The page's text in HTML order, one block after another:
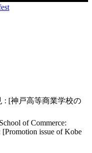
: [神戸高等商業学校の
of Commerce:
issue of Kobe